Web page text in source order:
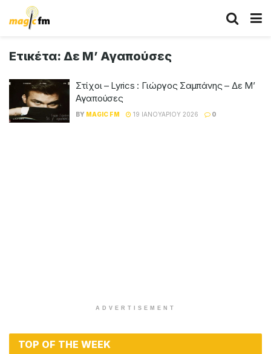
Ετικέτα: Δε Μ’ Αγαπούσες
Στίχοι – Lyrics : Γιώργος Σαμπάνης – Δε Μ’
Αγαπούσες
BY MAGIC FM 19 ΙΑΝΟΥΑΡΊΟΥ 2026 0
ADVERTISEMENT
TOP OF THE WEEK